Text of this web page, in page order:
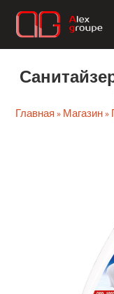
Перейти
Главная » Магазин»